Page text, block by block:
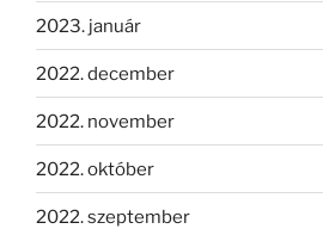
2023. január
2022. december
2022. november
2022. október
2022. szeptember